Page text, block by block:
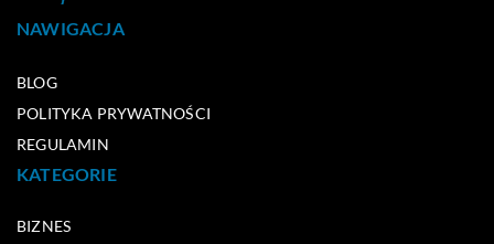
NAWIGACJA
BLOG
POLITYKA PRYWATNOŚCI
REGULAMIN
KATEGORIE
BIZNES